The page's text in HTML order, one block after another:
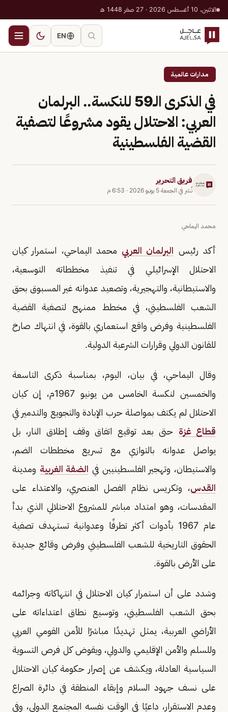
الاثنين، 10 أغسطس 2026 · 27 صفر 1448 هـ
EN
مدارات عالمية
في الذكرى الـ59 للنكسة.. البرلمان
العربي: الاحتلال يقود مشروعًا لتصفية
القضية الفلسطينية
فريق التحرير
نُشر في الجمعة 5 يونيو 2026 · 6:53 م
محمد اليماحي
أكد رئيس البرلمان العربي محمد اليماحي، استمرار كيان
الاحتلال الإسرائيلي في تنفيذ مخططاته التوسعية،
والاستيطانية، والتهجيرية، وتصعيد عدوانه غير المسبوق بحق
الشعب الفلسطيني، في مخطط ممنهج لتصفية القضية
الفلسطينية وفرض واقع استعماري بالقوة، في انتهاك صارخ
للقانون الدولي وقرارات الشرعية الدولية.
وقال اليماحي، في بيان، اليوم، بمناسبة ذكرى التاسعة
والخمسين لنكسة الخامس من يونيو 1967م، إن كيان
الاحتلال لم يكتف بمواصلة حرب الإبادة والتجويع والتدمير في
قطاع غزة حتى بعد توقيع اتفاق وقف إطلاق النار، بل
يواصل عدوانه بالتوازي مع تسريع مخططات الضم،
والاستيطان، وتهجير الفلسطينيين في الضفة الغربية ومدينة
القدس، وتكريس نظام الفصل العنصري، والاعتداء على
المقدسات، وهو امتداد مباشر للمشروع الاحتلالي الذي بدأ
عام 1967 بأدوات أكثر تطرفًا وعدوانية تستهدف تصفية
الحقوق التاريخية للشعب الفلسطيني وفرض وقائع جديدة
على الأرض بالقوة.
وشدد على أن استمرار كيان الاحتلال في انتهاكاته وجرائمه
بحق الشعب الفلسطيني، وتوسيع نطاق اعتداءاته على
الأراضي العربية، يمثل تهديدًا مباشرًا للأمن القومي العربي
وللسلم والأمن الإقليمي والدولي، ويقوض كل فرص التسوية
السياسية العادلة، ويكشف عن إصرار حكومة كيان الاحتلال
على نسف جهود السلام وإبقاء المنطقة في دائرة الصراع
وعدم الاستقرار، داعيًا في الوقت نفسه المجتمع الدولي، وفي